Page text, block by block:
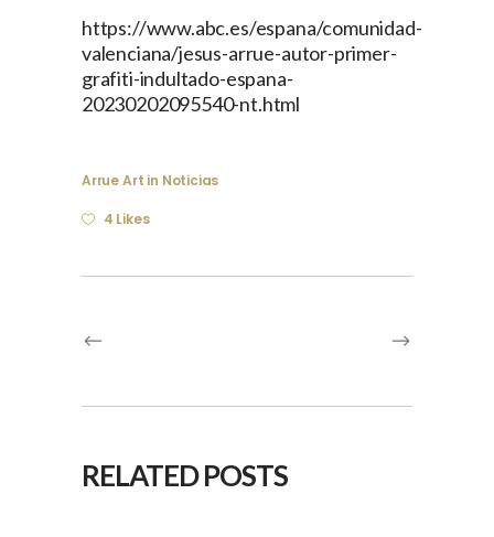
https://www.abc.es/espana/comunidad-
valenciana/jesus-arrue-autor-primer-
grafiti-indultado-espana-
20230202095540-nt.html
Arrue Art in Noticias
4 Likes
RELATED POSTS